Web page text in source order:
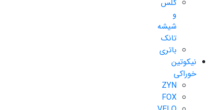
گلس
و
شیشه
تانک
باتری
نیکوتین
خوراکی
ZYN
FOX